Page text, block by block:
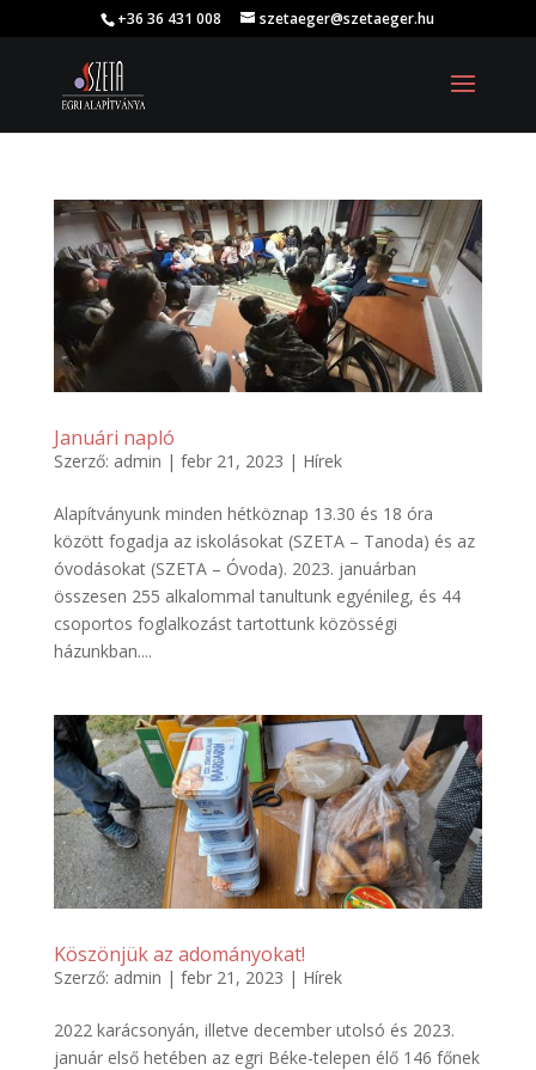
+36 36 431 008 szetaeger@szetaeger.hu
Januári napló
Szerző: admin | febr 21, 2023 | Hírek
Alapítványunk minden hétköznap 13.30 és 18 óra
között fogadja az iskolásokat (SZETA – Tanoda) és az
óvodásokat (SZETA – Óvoda). 2023. januárban
összesen 255 alkalommal tanultunk egyénileg, és 44
csoportos foglalkozást tartottunk közösségi
házunkban....
Köszönjük az adományokat!
Szerző: admin | febr 21, 2023 | Hírek
2022 karácsonyán, illetve december utolsó és 2023.
január első hetében az egri Béke-telepen élő 146 főnek